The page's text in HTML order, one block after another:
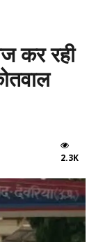
कर रही
2.3K